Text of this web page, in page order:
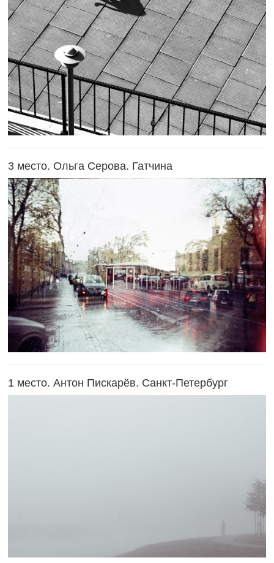
3 место. Ольга Серова. Гатчина
1 место. Антон Пискарёв. Санкт-Петербург